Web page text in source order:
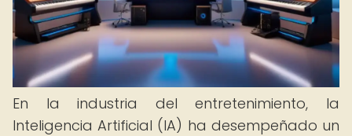
En la industria del entretenimiento, la
Inteligencia Artificial (IA) ha desempeñado un